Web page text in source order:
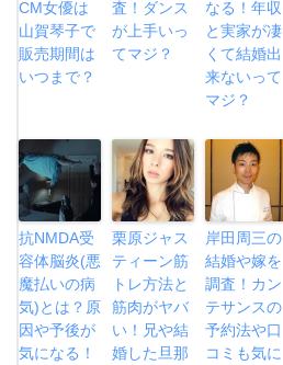
CM女優は
山賀琴子で
販売期間は
いつまで？
査！ダンス
が上手いっ
てマジ？
なる！年収
と実家が凄
くて結婚出
来ないって
マジ？
抗NMDA受
容体脳炎(悪
魔払いの病
気)とは？原
因や予後が
気になる！
栗原ジャス
ティーン筋
トレ方法と
筋肉がヤバ
い！兄や結
婚した旦那
岸田周三の
結婚や嫁を
調査！カン
テサンスの
予約法や口
コミも気に